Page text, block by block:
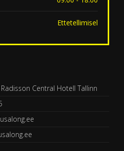
Ettetellimisel
Central Hotell Tallinn